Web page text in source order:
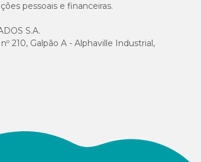
na formulação e na indicação (alguns são
compre o seu aqui na Cobasi com preço especial, em
pessoais e financeiras.
S.A.
210, Galpão A - Alphaville Industrial,